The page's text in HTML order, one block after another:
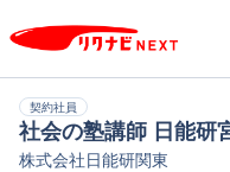
契約社員
社会の塾講師 日能研
株式会社日能研関東